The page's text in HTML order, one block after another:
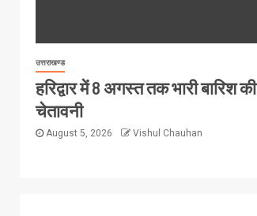
उत्तराखण्ड
हरिद्वार में 8 अगस्त तक भारी बारिश की
चेतावनी
August 5, 2026 Vishul Chauhan